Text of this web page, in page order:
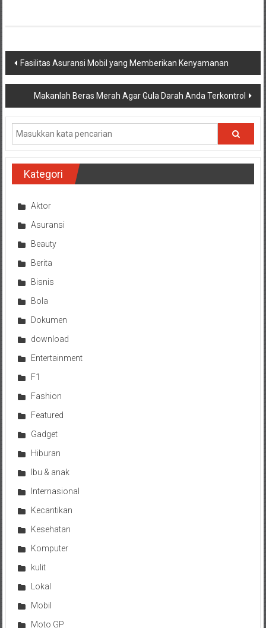
Navigasi
pos
Fasilitas Asuransi Mobil yang Memberikan Kenyamanan
Makanlah Beras Merah Agar Gula Darah Anda Terkontrol
Kategori
Aktor
Asuransi
Beauty
Berita
Bisnis
Bola
Dokumen
download
Entertainment
F1
Fashion
Featured
Gadget
Hiburan
Ibu & anak
Internasional
Kecantikan
Kesehatan
Komputer
kulit
Lokal
Mobil
Moto GP